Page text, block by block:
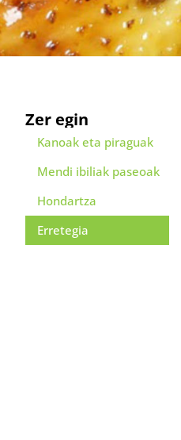
Zer egin
Kanoak eta piraguak
Mendi ibiliak paseoak
Hondartza
Erretegia